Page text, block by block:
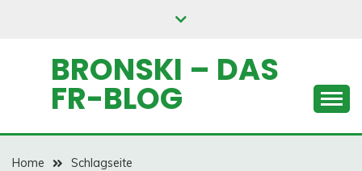
BRONSKI – DAS
FR-BLOG
Home
Schlagseite